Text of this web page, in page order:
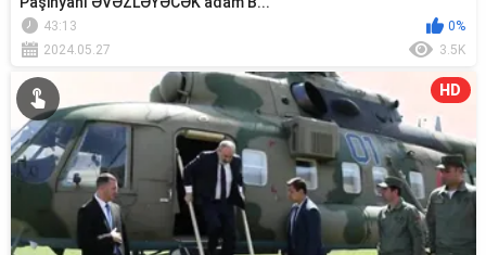
43:13
0%
2024.05.27
3.5K
HD